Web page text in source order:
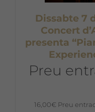
Dissabte 7
Concert
presenta
Preu
16,00€ Preu